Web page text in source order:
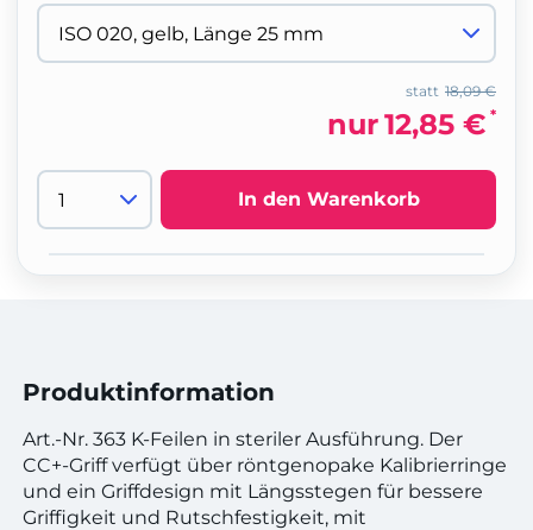
18,09 €
statt
nur12,85 € *
In den Warenkorb
Produktinformation
Art.-Nr. 363 K-Feilen in steriler Ausführung. Der
CC+-Griff verfügt über röntgenopake Kalibrierringe
und ein Griffdesign mit Längsstegen für bessere
Griffigkeit und Rutschfestigkeit, mit